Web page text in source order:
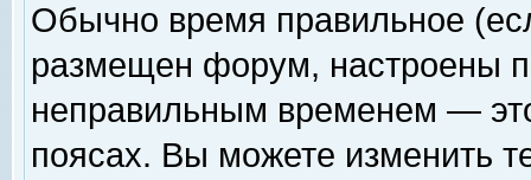
Обычно время правильное
размещен форум, настроены
неправильным временем —
поясах. Вы можете изменить